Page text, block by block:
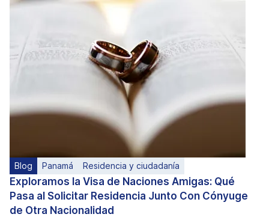
Blog Panamá Residencia y ciudadanía
Exploramos la Visa de Naciones Amigas: Qué
Pasa al Solicitar Residencia Junto Con Cónyuge
de Otra Nacionalidad